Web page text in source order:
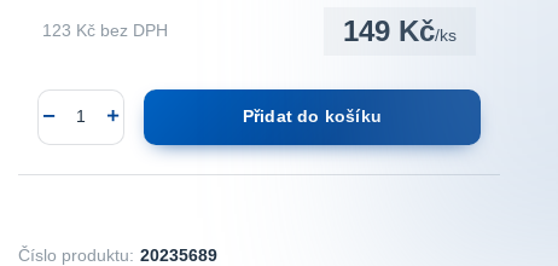
149 Kč/ks
123 Kč bez DPH
Přidat do košíku
Číslo produktu: 20235689